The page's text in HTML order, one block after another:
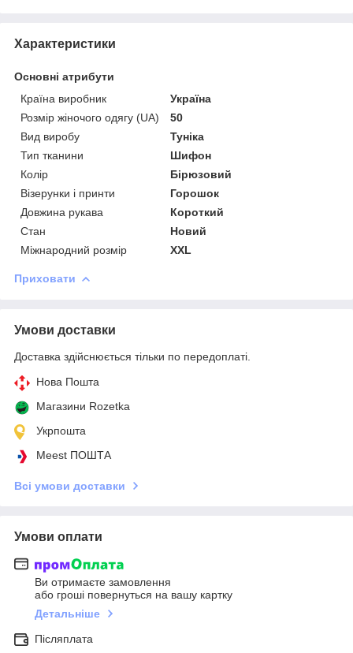
Характеристики
Основні атрибути
Країна виробник
Україна
Розмір жіночого одягу (UA)
50
Вид виробу
Туніка
Тип тканини
Шифон
Колір
Бірюзовий
Візерунки і принти
Горошок
Довжина рукава
Короткий
Стан
Новий
Міжнародний розмір
XXL
Приховати
Умови доставки
Доставка здійснюється тільки по передоплаті.
Нова Пошта
Магазини Rozetka
Укрпошта
Meest ПОШТА
Всі умови доставки
Умови оплати
Ви отримаєте замовлення
або гроші повернуться на вашу картку
Детальніше
Післяплата